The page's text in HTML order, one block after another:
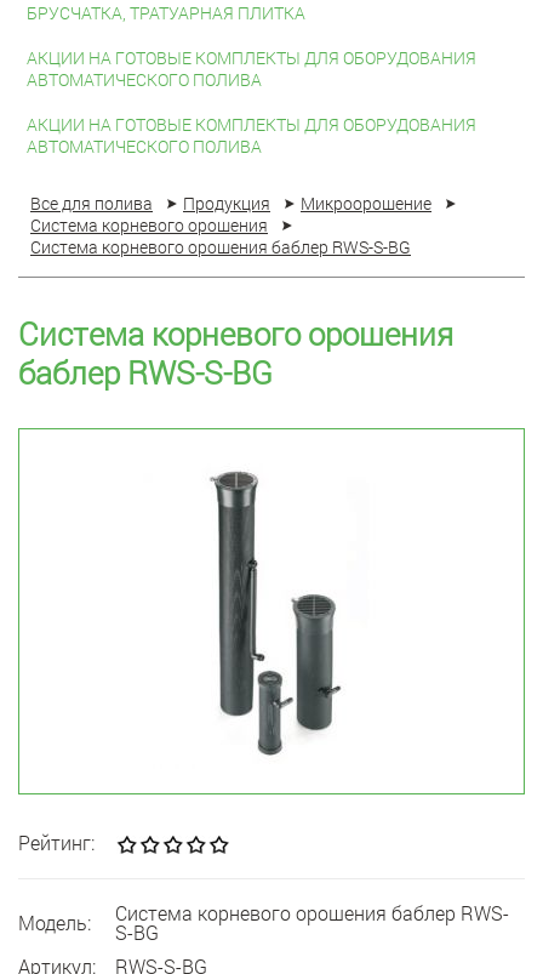
БРУСЧАТКА, ТРАТУАРНАЯ ПЛИТКА
АКЦИИ НА ГОТОВЫЕ КОМПЛЕКТЫ ДЛЯ ОБОРУДОВАНИЯ
АВТОМАТИЧЕСКОГО ПОЛИВА
АКЦИИ НА ГОТОВЫЕ КОМПЛЕКТЫ ДЛЯ ОБОРУДОВАНИЯ
АВТОМАТИЧЕСКОГО ПОЛИВА
Все для полива Продукция
Микроорошение
Система корневого орошения
Система корневого орошения баблер RWS-S-BG
Система корневого орошения
баблер RWS-S-BG
Рейтинг:
Модель: Система корневого орошения баблер RWS-
S-BG
Артикул:
RWS-S-BG